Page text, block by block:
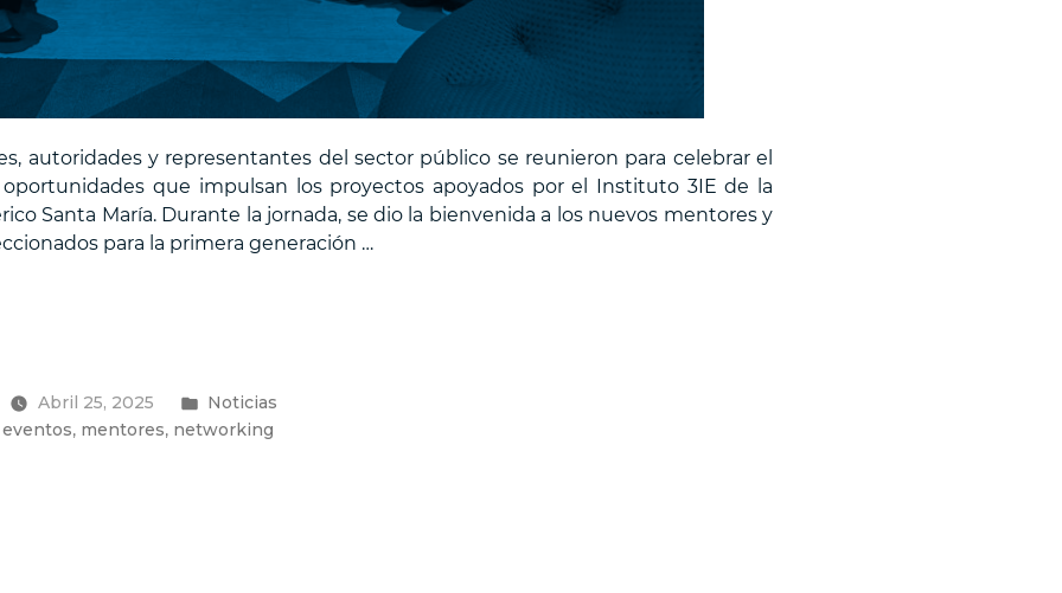
autoridades y representantes del sector público se reunieron para celebrar el
oportunidades que impulsan los proyectos apoyados por el Instituto 3IE de la
Santa María. Durante la jornada, se dio la bienvenida a los nuevos mentores y
para la primera generación …
Abril 25, 2025
Publicado
en
Noticias
eventos, mentores, networking